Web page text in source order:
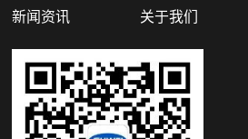
新闻资讯
关于我们